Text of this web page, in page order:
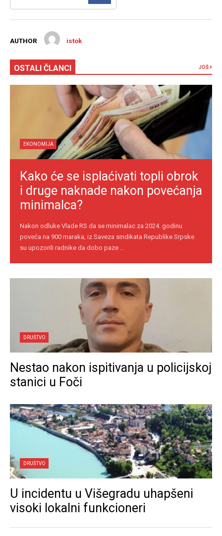
AUTHOR istok
OSTALI ČLANCI JOŠ
EKONOMIJA
Kako će se isplaćivati topli obrok
i druge naknade nakon povećanja
minimalca?
Nakon odluke Vlade RS da se minimalac za 2024. godinu
poveća na 900 maraka, iz Saveza sindikata Republike Srpske
su upozorili radnike da dobo paze ...
DRUŠTVO
Nestao nakon ispitivanja u policijskoj
stanici u Foči
DRUŠTVO
U incidentu u Višegradu uhapšeni
visoki lokalni funkcioneri